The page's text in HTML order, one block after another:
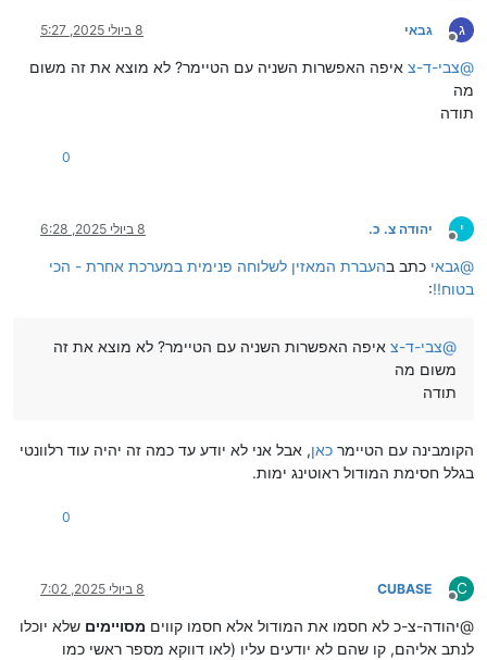
ג
מנותק
גבאי 8 ביולי 2025, 5:27
@צבי-ד-צ איפה האפשרות השניה עם הטיימר? לא מוצא את זה משום
מה
תודה
0
י
מנותק
יהודה צ. כ. 8 ביולי 2025, 6:28
@גבאי כתב בהעברת המאזין לשלוחה פנימית במערכת אחרת - הכי
בטוח!!:
@צבי-ד-צ איפה האפשרות השניה עם הטיימר? לא מוצא את זה
משום מה
תודה
הקומבינה עם הטיימר כאן, אבל אני לא יודע עד כמה זה יהיה עוד רלוונטי
בגלל חסימת המודול ראוטינג ימות.
0
C
מנותק
CUBASE 8 ביולי 2025, 7:02
@יהודה-צ-כ לא חסמו את המודול אלא חסמו קווים מסויימים שלא יוכלו
לנתב אליהם, קו שהם לא יודעים עליו (לאו דווקא מספר ראשי כמו